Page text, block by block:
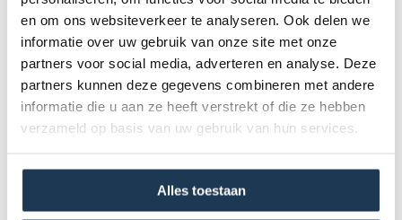
en om ons websiteverkeer te analyseren. Ook delen we
informatie over uw gebruik van onze site met onze
partners voor social media, adverteren en analyse. Deze
partners kunnen deze gegevens combineren met andere
informatie die u aan ze heeft verstrekt of die ze hebben
verzameld op basis van uw gebruik van hun services.
Alles toestaan
Schommelas:
0
Dubbele kogelbesturing:
0
Verstelbaar stuur:
0